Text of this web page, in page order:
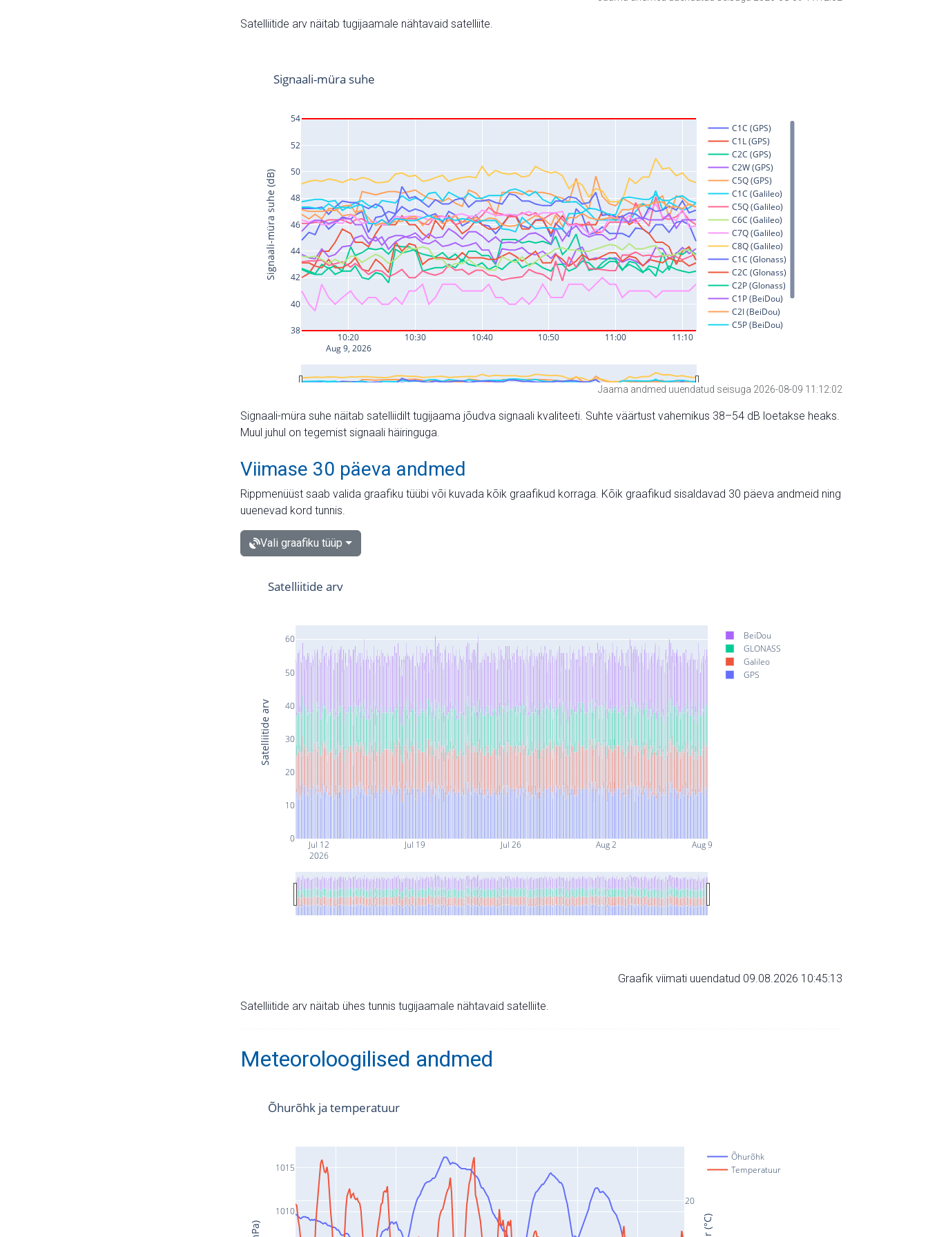
Satelliitide arv näitab tugijaamale nähtavaid satelliite.
Jaama andmed uuendatud seisuga 2026-08-09 11:12:02
Signaali-müra suhe näitab satelliidilt tugijaama jõudva signaali kvaliteeti. Suhte väärtust vahemikus 38–54 dB loetakse heaks.
Muul juhul on tegemist signaali häiringuga.
Viimase 30 päeva andmed
Rippmenüüst saab valida graafiku tüübi või kuvada kõik graafikud korraga. Kõik graafikud sisaldavad 30 päeva andmeid ning
uuenevad kord tunnis.
Vali graafiku tüüp
Jul 12
2026
Jul 19 Jul 26 Aug 2 Aug 9
0
10
20
30
40
50
60
BeiDou
GLONASS
Galileo
GPS
Satelliitide arv
Satelliitide arv
Graafik viimati uuendatud 09.08.2026 10:45:13
Satelliitide arv näitab ühes tunnis tugijaamale nähtavaid satelliite.
Meteoroloogilised andmed
1010
1015
20
Õhurõhk
Temperatuur
Õhurõhk ja temperatuur